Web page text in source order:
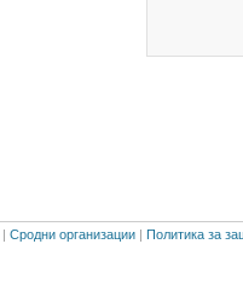
| Сродни организации | Политика за